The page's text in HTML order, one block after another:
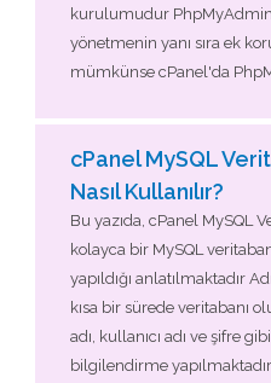
kurulumudur PhpMyAdmin
yönetmenin yanı sıra ek
mümkünse cPanel'da
cPanel MySQL
Nasıl Kullanılır?
Bu yazıda, cPanel MySQL
kolayca bir MySQL
yapıldığı anlatılmaktadır
kısa bir sürede veritabanı
adı, kullanıcı adı ve şifre
bilgilendirme